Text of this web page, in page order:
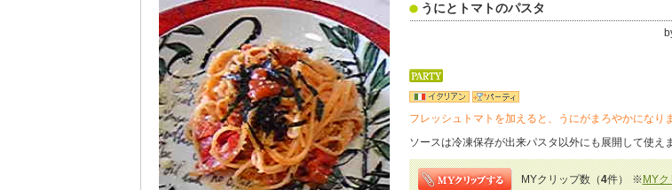
うにとトマトのパスタ
フレッシュトマトを加えると、うにがまろやかになり
ソースは冷凍保存が出来パスタ以外にも展開して使え
MYクリップ数（4件） ※MYク